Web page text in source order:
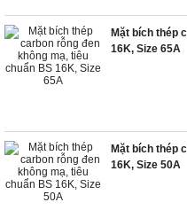
Mặt bích thép
16K, Size 65A
Mặt bích thép
16K, Size 50A